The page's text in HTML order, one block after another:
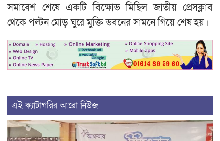
সমাবেশ শেষে একটি বিক্ষোভ মিছিল জাতীয় প্রেসক্লাব
থেকে পল্টন মোড় ঘুরে মুক্তি ভবনের সামনে গিয়ে শেষ হয়।
এই ক্যাটাগরির আরো নিউজ